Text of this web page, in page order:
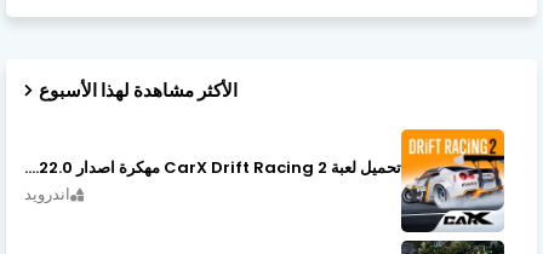
الأكثر مشاهدة لهذا الأسبوع
تحميل لعبة CarX Drift Racing 2 مهكرة اصدار v1.22.0
اندرويد